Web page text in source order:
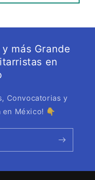
más Grande
en
Convocatorias y
en México! 👇